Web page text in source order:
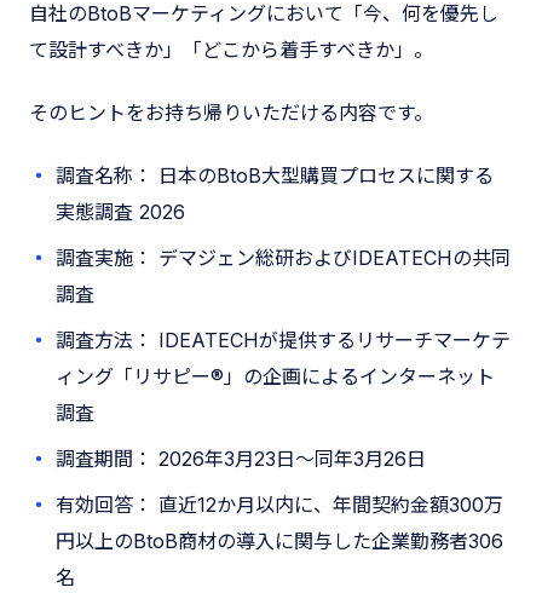
自社のBtoBマーケティングにおいて「今、何を優先し
て設計すべきか」「どこから着手すべきか」。
そのヒントをお持ち帰りいただける内容です。
調査名称： 日本のBtoB大型購買プロセスに関する
実態調査 2026
調査実施： デマジェン総研およびIDEATECHの共同
調査
調査方法： IDEATECHが提供するリサーチマーケテ
ィング「リサピー®」の企画によるインターネット
調査
調査期間： 2026年3月23日〜同年3月26日
有効回答： 直近12か月以内に、年間契約金額300万
円以上のBtoB商材の導入に関与した企業勤務者306
名